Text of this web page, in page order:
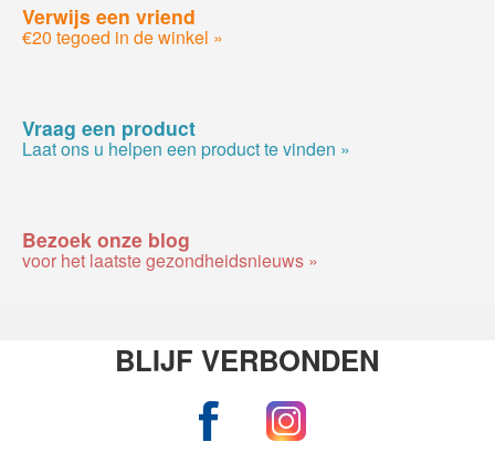
Verwijs een vriend
€20 tegoed in de winkel »
Vraag een product
Laat ons u helpen een product te vinden »
Bezoek onze blog
voor het laatste gezondheidsnieuws »
BLIJF VERBONDEN